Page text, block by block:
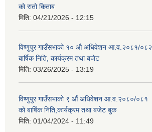
को रातो किताब
मिति: 04/21/2026 - 12:15
विष्णुपुर गाउँसभाको १० औ अधिवेशन आ.व.२०८१/०८२
बार्षिक निति, कार्यक्रम तथा बजेट
मिति: 03/26/2025 - 13:19
विष्णुपुर गाउँसभाको ९ औं अधिवेशन आ.व.२०८०/०८१
को बार्षिक निति,कार्यक्रम तथा बजेट बुक
मिति: 01/04/2024 - 11:49